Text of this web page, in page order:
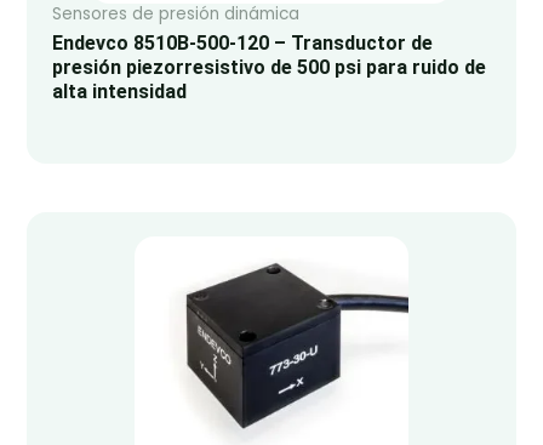
Sensores de presión dinámica
Endevco 8510B-500-120 – Transductor de
presión piezorresistivo de 500 psi para ruido de
alta intensidad